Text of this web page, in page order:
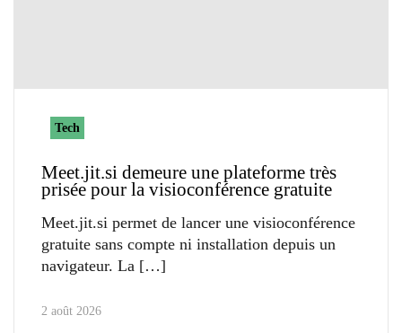
Tech
Meet.jit.si demeure une plateforme très
prisée pour la visioconférence gratuite
Meet.jit.si permet de lancer une visioconférence
gratuite sans compte ni installation depuis un
navigateur. La
2 août 2026